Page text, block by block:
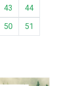
43
44
50
51